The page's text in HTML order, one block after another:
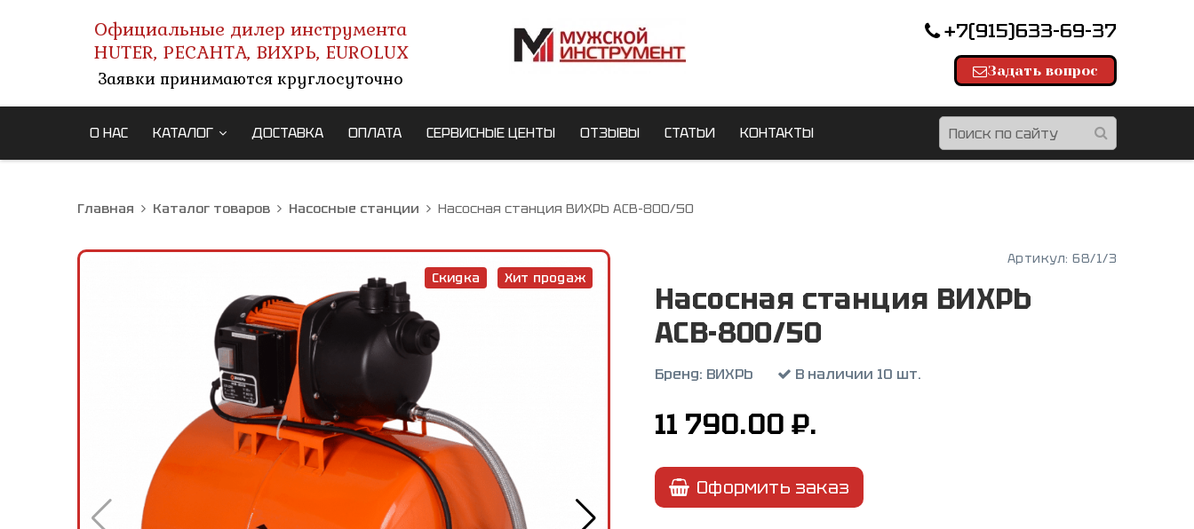
Официальные дилер инструмента
HUTER, РЕСАНТА, ВИХРЬ, EUROLUX
Заявки принимаются круглосуточно
+7(915)633-69-37
Задать вопрос
О НАС КАТАЛОГ ДОСТАВКА ОПЛАТА СЕРВИСНЫЕ ЦЕНТЫ ОТЗЫВЫ СТАТЬИ КОНТАКТЫ
Главная Каталог товаров Насосные станции Насосная станция ВИХРЬ АСВ-800/50
Скидка Хит продаж
Артикул: 68/1/3
Насосная станция ВИХРЬ
АСВ-800/50
Бренд: ВИХРЬ В наличии 10 шт.
11 790.00 ₽.
Оформить заказ